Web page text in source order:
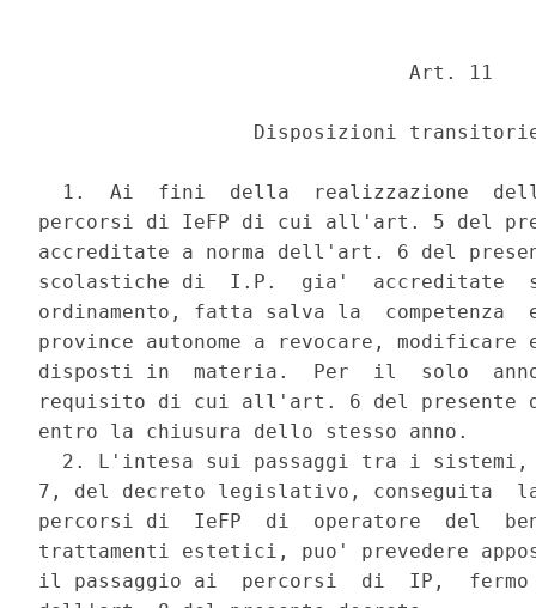
                               Art. 11
Disposizioni
1.  Ai  fini  della  realizzazione
percorsi di IeFP di cui all'art. 5 del
accreditate a norma dell'art. 6 del
scolastiche di  I.P.  gia'  accreditate
ordinamento, fatta salva la
province autonome a revocare,
disposti in  materia.  Per  il  solo
requisito di cui all'art. 6 del presente
entro la chiusura dello stesso anno.
2. L'intesa sui passaggi tra i
7, del decreto legislativo, conseguita
percorsi di  IeFP  di  operatore  del
trattamenti estetici, puo' prevedere
il passaggio ai  percorsi  di  IP,  fermo